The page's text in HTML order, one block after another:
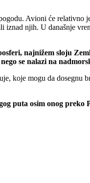
Avioni će relativno
njih. U današnje
najnižem sloju
se nalazi na
koje mogu da dosegnu
puta osim onog